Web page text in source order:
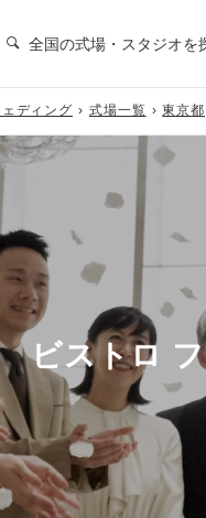
全国の式場・スタジオを
ディング 式場一覧 東京都
ビストロ